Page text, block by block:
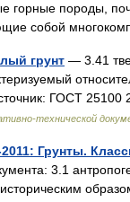
горные породы,
собой
грунт — 3.41
ГОСТ
технической
Грунты.
3.1